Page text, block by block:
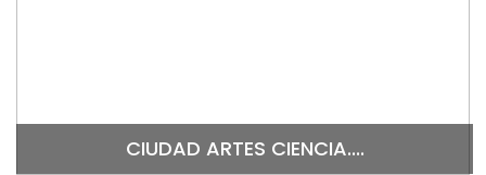
CIUDAD ARTES CIENCIA....